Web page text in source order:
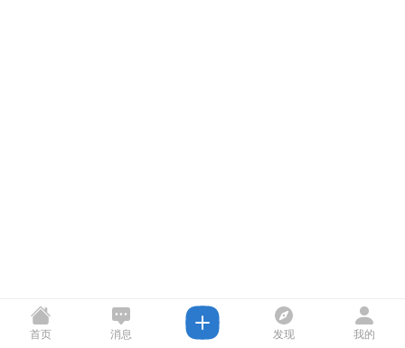
首页 消息 发现 我的